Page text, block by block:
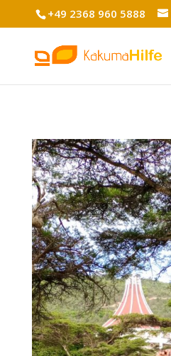
+49 2368 960 5888